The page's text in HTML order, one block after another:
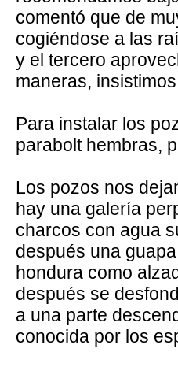
comentó que de
cogiéndose a las
y el tercero
maneras,
Para instalar los
parabolt hembras,
Los pozos nos
hay una galería
charcos con agua
después una
hondura como
después se
a una parte
conocida por los